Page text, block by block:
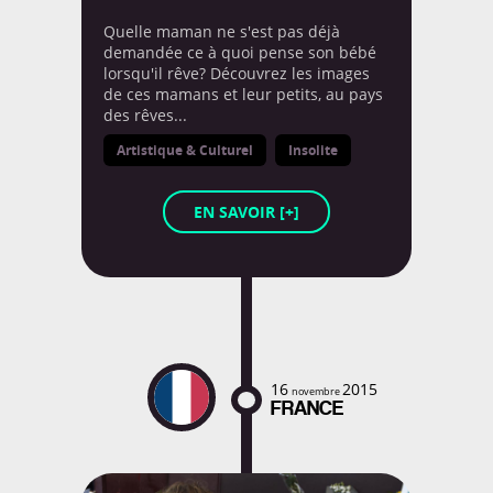
MEDIAS
Découvrez les articles et
notre projet le tour du monde
EN SAVOIR [+]
Quelle maman ne s'est pas déjà
demandée ce à quoi pense son bébé
lorsqu'il rêve? Découvrez les images
de ces mamans et leur petits, au pays
des rêves...
Artistique & Culturel Insolite
EN SAVOIR [+]
16 novembre2015
FRANCE